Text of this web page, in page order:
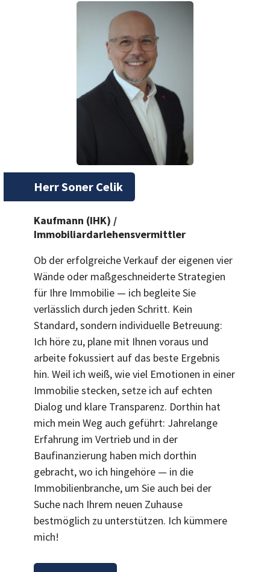
Herr Soner Celik
Kaufmann (IHK) /
Immobiliardarlehensvermittler
Ob der erfolgreiche Verkauf der eigenen vier
Wände oder maßgeschneiderte Strategien
für Ihre Immobilie — ich begleite Sie
verlässlich durch jeden Schritt. Kein
Standard, sondern individuelle Betreuung:
Ich höre zu, plane mit Ihnen voraus und
arbeite fokussiert auf das beste Ergebnis
hin. Weil ich weiß, wie viel Emotionen in einer
Immobilie stecken, setze ich auf echten
Dialog und klare Transparenz. Dorthin hat
mich mein Weg auch geführt: Jahrelange
Erfahrung im Vertrieb und in der
Baufinanzierung haben mich dorthin
gebracht, wo ich hingehöre — in die
Immobilienbranche, um Sie auch bei der
Suche nach Ihrem neuen Zuhause
bestmöglich zu unterstützen. Ich kümmere
mich!